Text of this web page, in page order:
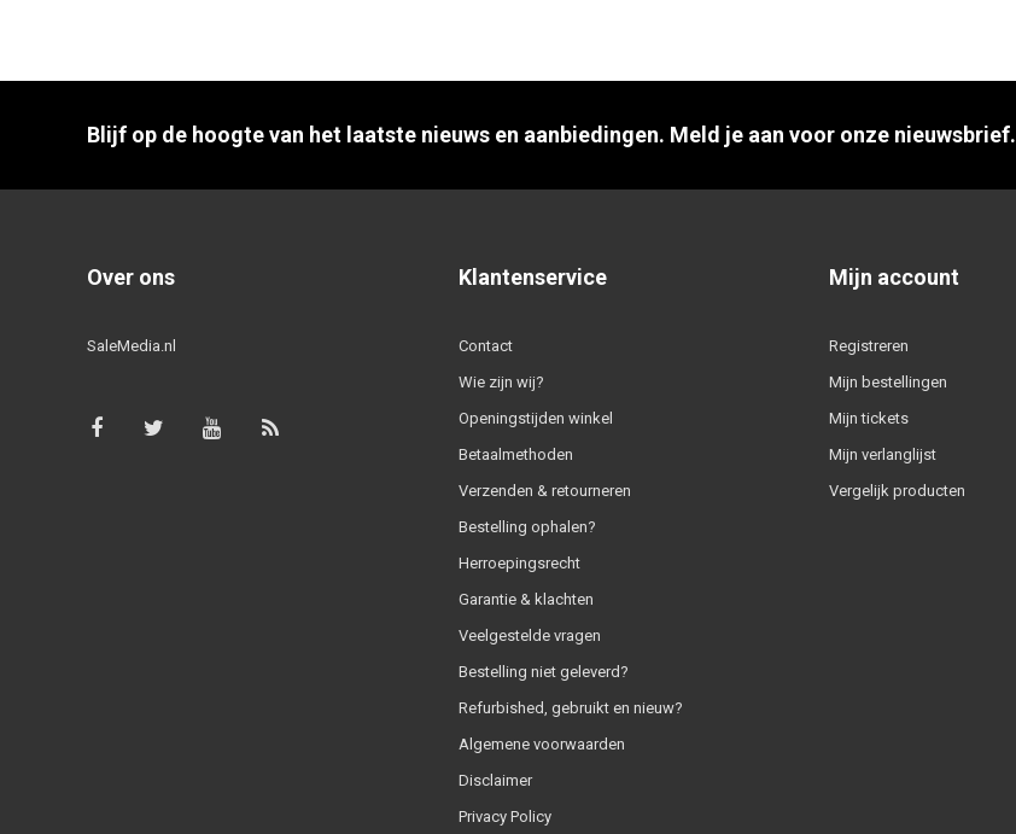
Blijf op de hoogte van het laatste nieuws en aanbiedingen. Meld je aan voor onze nieuwsbrief.
Over ons
SaleMedia.nl
Klantenservice
Contact
Wie zijn wij?
Openingstijden winkel
Betaalmethoden
Verzenden & retourneren
Bestelling ophalen?
Herroepingsrecht
Garantie & klachten
Veelgestelde vragen
Bestelling niet geleverd?
Refurbished, gebruikt en nieuw?
Algemene voorwaarden
Disclaimer
Privacy Policy
Mijn account
Registreren
Mijn bestellingen
Mijn tickets
Mijn verlanglijst
Vergelijk producten